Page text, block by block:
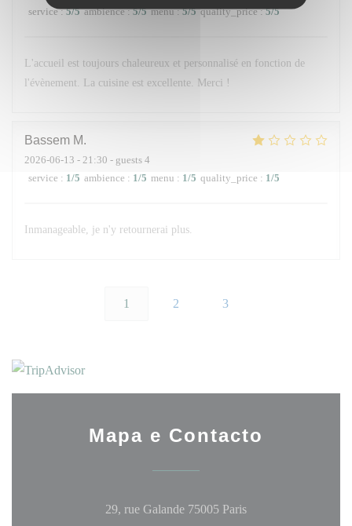
service: 5/5 ambience: 5/5 menu: 5/5 quality_price: 5/5
L'accueil est toujours chaleureux et personnalisé en fonction de
l'évènement. La cuisine est excellente. Merci !
Bassem M
2026-06-13 - 21:30 - guests 4
service : 1/5 ambience : 1/5 menu : 1/5 quality_price : 1/5
Inmanageable, je n'y retournerai plus.
1 2 3
Mapa e Contacto
29, rue Galande 75005 Paris((abre numa nova